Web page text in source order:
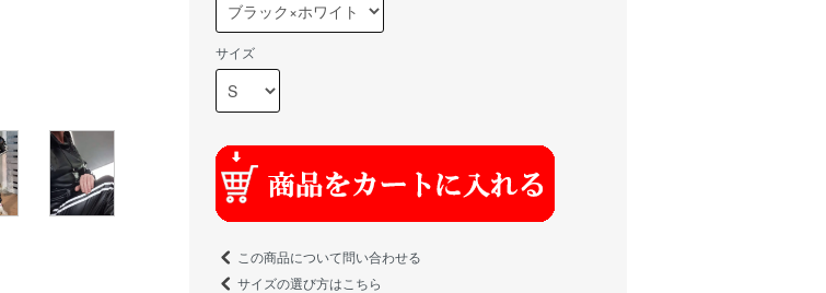
サイズ
この商品について問い合わせる
サイズの選び方はこちら